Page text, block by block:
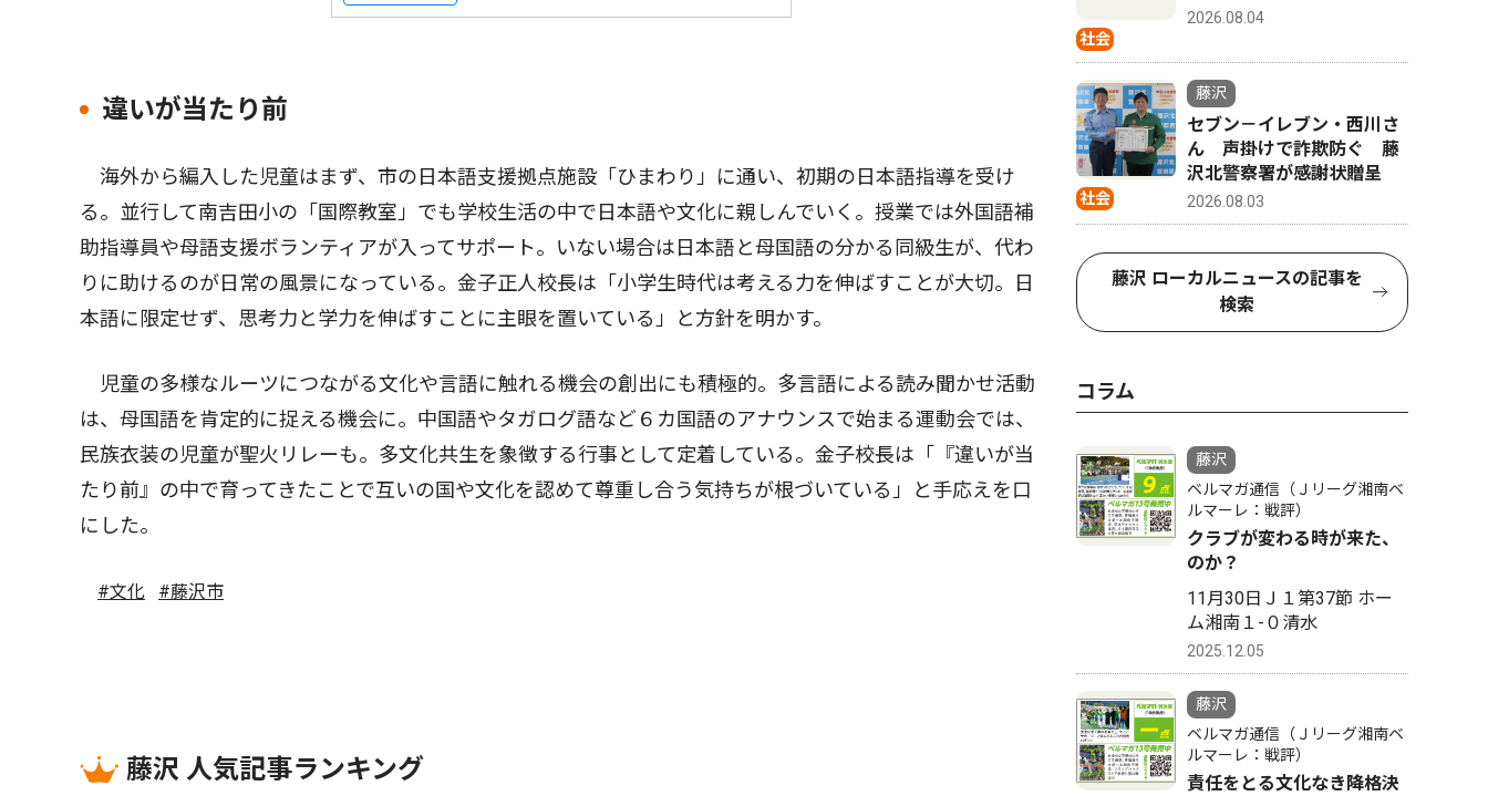
違いが当たり前
海外から編入した児童はまず、市の日本語支援拠点施設「ひまわり」に通い、初期の日本語指導を受け
る。並行して南吉田小の「国際教室」でも学校生活の中で日本語や文化に親しんでいく。授業では外国語補
助指導員や母語支援ボランティアが入ってサポート。いない場合は日本語と母国語の分かる同級生が、代わ
りに助けるのが日常の風景になっている。金子正人校長は「小学生時代は考える力を伸ばすことが大切。日
本語に限定せず、思考力と学力を伸ばすことに主眼を置いている」と方針を明かす。
児童の多様なルーツにつながる文化や言語に触れる機会の創出にも積極的。多言語による読み聞かせ活動
は、母国語を肯定的に捉える機会に。中国語やタガログ語など６カ国語のアナウンスで始まる運動会では、
民族衣装の児童が聖火リレーも。多文化共生を象徴する行事として定着している。金子校長は「『違いが当
たり前』の中で育ってきたことで互いの国や文化を認めて尊重し合う気持ちが根づいている」と手応えを口
にした。
#文化 #藤沢市
藤沢 人気記事ランキング
社会
2026.08.04
社会
藤沢
セブン－イレブン・西川さ
ん 声掛けで詐欺防ぐ 藤
沢北警察署が感謝状贈呈
2026.08.03
藤沢 ローカルニュースの記事を
検索
コラム
藤沢
ベルマガ通信（Ｊリーグ湘南ベ
ルマーレ：戦評）
クラブが変わる時が来た、
のか？
11月30日Ｊ１第37節 ホー
ム湘南１-０清水
2025.12.05
藤沢
ベルマガ通信（Ｊリーグ湘南ベ
ルマーレ：戦評）
責任をとる文化なき降格決